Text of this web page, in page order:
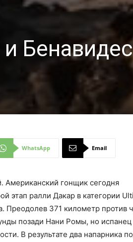
WhatsApp Email
Американский гонщик сегодня
этап ралли Дакар в категории
Преодолев 371 километр против
позади Нани Ромы, но испанец
В результате два напарника